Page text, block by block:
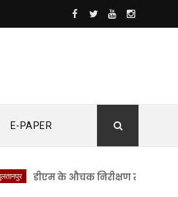
E-PAPER
डीएम के औचक निरीक्षण से सीएचसी लंभुआ